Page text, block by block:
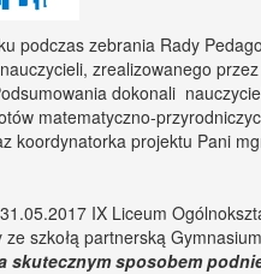
podczas zebrania Rady
zrealizowanego
dokonali
matematyczno-
koordynatorka projektu Pani
IX Liceum
ze szkołą partnerską
skutecznym sposobem